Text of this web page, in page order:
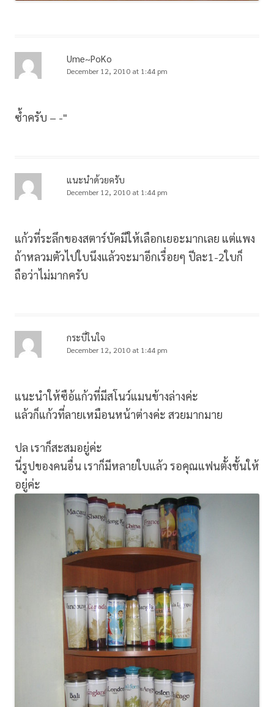
Ume~PoKo
December 12, 2010 at 1:44 pm
ซ้ำครับ – -"
แนะนำด้วยครับ
December 12, 2010 at 1:44 pm
แก้วที่ระลึกของสตาร์บัคมีให้เลือกเยอะมากเลย แต่แพง
ถ้าหลวมตัวไปใบนึงแล้วจะมาอีกเรื่อยๆ ปีละ1-2ใบก็
ถือว่าไม่มากครับ
กระบี่ในใจ
December 12, 2010 at 1:44 pm
แนะนำให้ซือ้แก้วที่มีสโนว์แมนข้างล่างค่ะ
แล้วก็แก้วที่ลายเหมือนหน้าต่างค่ะ สวยมากมาย
ปล เราก็สะสมอยู่ค่ะ
นี่รูปของคนอื่น เราก็มีหลายใบแล้ว รอคุณแฟนตั้งชั้นให้
อยู่ค่ะ